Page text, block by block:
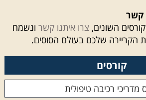
קורסים
מדריכי רכיבה טיפולית
קשר
השונים, צרו איתנו קשרונשמח
הקריירה שלכם בעולם הסוסים.